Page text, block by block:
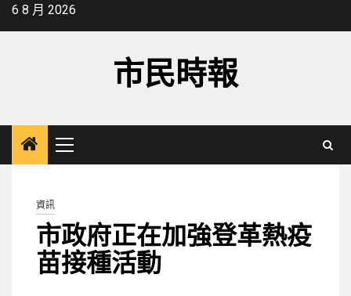
Skip6 8 月 2026
市民時報
Primary
Menu
資訊
市政府正在加強登革熱疫
苗接種活動